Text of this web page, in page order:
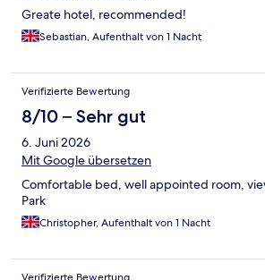
Greate hotel, recommended!
Sebastian, Aufenthalt von 1 Nacht
Verifizierte Bewertung
8/10 – Sehr gut
6. Juni 2026
Mit Google übersetzen
Comfortable bed, well appointed room,
Park
Christopher, Aufenthalt von 1 Nacht